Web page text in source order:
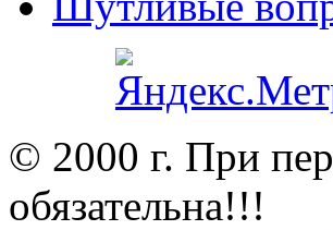
© 2000 г. При
обязательна!!!